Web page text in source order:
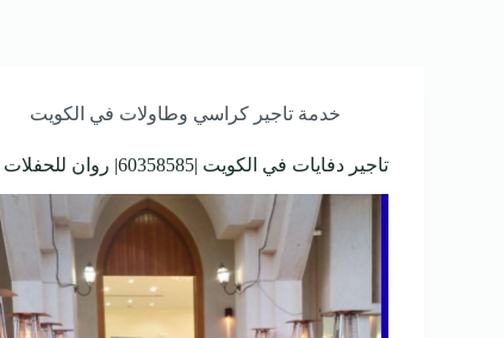
خدمة تاجير كراسي وطاولات في الكويت
تاجير دفايات في الكويت |60358585| روان للحفلات